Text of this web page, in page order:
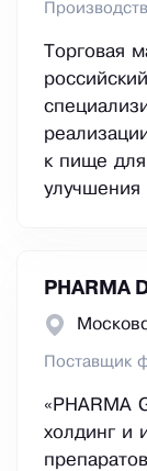
Торговая
к пище
улучшения
PHARMA
Поставщик
«PHARMA
холдинг и